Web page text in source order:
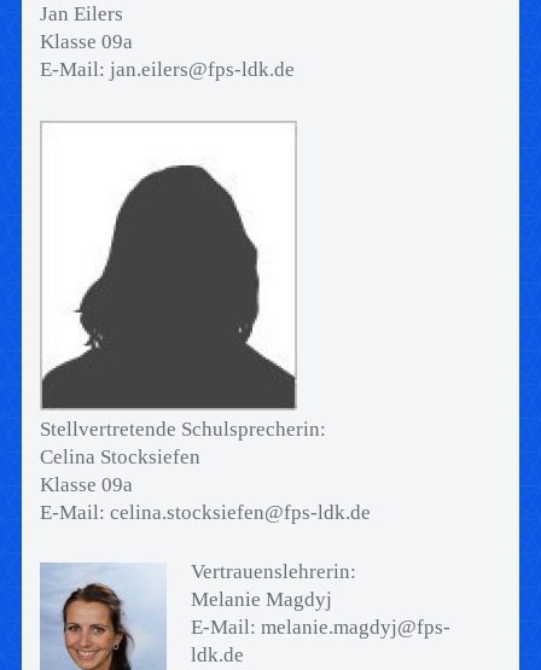
Jan Eilers
Klasse 09a
E-Mail: jan.eilers@fps-ldk.de
Stellvertretende Schulsprecherin:
Celina Stocksiefen
Klasse 09a
E-Mail: celina.stocksiefen@fps-ldk.de
Vertrauenslehrerin:
Melanie Magdyj
E-Mail: melanie.magdyj@fps-
ldk.de